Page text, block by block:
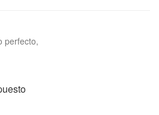
perfecto,